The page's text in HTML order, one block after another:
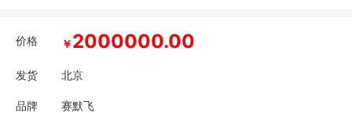
价格 ￥2000000.00
发货 北京
品牌 赛默飞